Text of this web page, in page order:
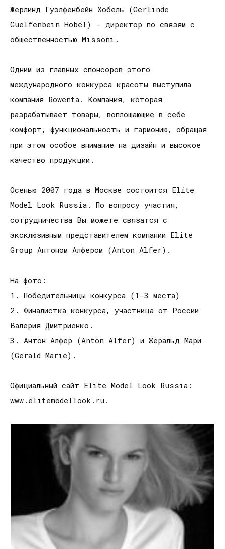
Жерлинд Гуэлфенбейн Хобель (Gerlinde
Guelfenbein Hobel) - директор по связям с
общественностью Missoni.
Одним из главных спонсоров этого
международного конкурса красоты выступила
компания Rowenta. Компания, которая
разрабатывает товары, воплощающие в себе
комфорт, функциональность и гармонию, обращая
при этом особое внимание на дизайн и высокое
качество продукции.
Осенью 2007 года в Москве состоится Elite
Model Look Russia. По вопросу участия,
сотрудничества Вы можете связатся с
эксклюзивным представителем компании Elite
Group Антоном Алфером (Anton Alfer).
На фото:
1. Победительницы конкурса (1-3 места)
2. Финалистка конкурса, участница от России
Валерия Дмитриенко.
3. Антон Алфер (Anton Alfer) и Жеральд Мари
(Gerald Marie).
Официальный сайт Elite Model Look Russia:
www.elitemodellook.ru.